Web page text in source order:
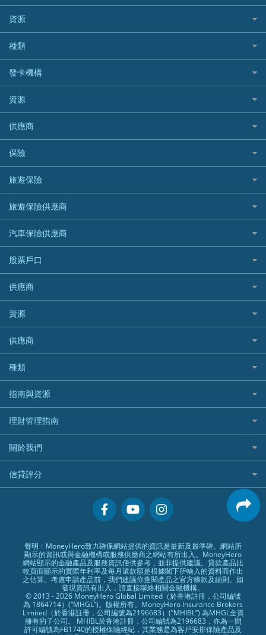
稅季/稅務貸款
網上貸款
結餘轉戶(清卡數貸款)
銀行貸款
財務公司貸款
免入息貸款
免TU貸款
急借錢
緊急貸款比較
最佳小額貸款比較
易批必批貸款
24小時貸款
最佳循環貸款
BEA 東亞銀行
BOC 中國銀行
Cashing Pro 優尚信貸
CCB(Asia) 中國建設銀行 (亞洲)
Citibank 花旗銀行
CNCBI 信銀國際
CreFIT 維信
DBS 星展銀行
DSB 大新銀行
HSBC 滙豐銀行貸款
K Cash 貸款
Mox 銀行
National Resources 中潤物業按揭
OCBC 華僑銀行
PrimeCredit 安信信貸
Promise 邦民日本財務
Rabbit Credit月兔信貸
Standard Chartered 渣打銀行
UA 亞洲聯合財務
WeLab Bank
WeLend 貸款
資源
如何申請個人貸款
如何管理個人貸款
個人貸款有用資訊
清卡數貸款教學
循環貸款教學
個人化貸款產品推介 🔥全新
供樓利息扣稅
最佳貸款app
種類
網購優惠
精選外幣網購信用卡
尊尚信用卡
公司信用卡
電子錢包信用卡
日本遊信用卡攻略
韓國遊信用卡攻略
台灣遊信用卡攻略
機場貴賓室信用卡
銀聯信用卡
高獎賞信用卡推薦
酒店信用卡
發卡機構
Citibank花旗銀行
AE美國運通
DBS星展銀行
HSBC滙豐銀行
Mox
信銀國際
大新銀行
恒生銀行
Standard Chartered渣打銀行
東亞銀行
SIM
Airwallex信用卡
資源
Black Friday優惠
淘寶付款方式
一田購物優惠日
SOGO感謝祭
HKTVmall優惠碼
交稅優惠
酒店優惠碼
機票優惠碼
供應商
八達通自動增值信用卡
保險
旅遊保險
汽車保險
家居保險
家傭保險
寵物保險
定期人壽保險
危疾保險
年金資訊
樓宇火險
旅遊保險
日本旅遊保險及資訊
泰國旅遊保險及資訊
台灣旅遊保險及資訊
韓國旅遊保險及資訊
歐洲旅遊保險及資訊
越南旅遊保險及資訊
澳洲旅遊保險及資訊
長者嘆世界
家庭親子遊
自駕遊比較
相機有得保
專為孕婦設計的最佳旅遊保險
最佳滑雪旅遊保險
最適合BB的旅遊保險
旅遊保險供應商
AXA 安盛
AIG 美亞
Allianz 安聯
Allied World 世聯
Avo
中國銀行
Bolttech 保特
Blue Cross 藍十字
中國平安
HSBC滙豐銀行
MSIG 三井住友
Prudential 保誠
QBE 昆士蘭
Starr
汽車保險供應商
大新汽車保險
中銀汽車保險
Allianz安聯汽車保險
bolttech保障汽車保險
Zurich蘇黎世汽車保險
QBE昆士蘭汽車保險
平安汽車保險
股票戶口
富途證券
IB盈透證券
老虎證券
uSMART 盈立證券
華盛証券
長橋證券
WeBull微牛證券
漲樂全球通｜華泰國際
OSL
供應商
富途牛牛好唔好？
Webull微牛證券好唔好？
Longbridge長橋證券好唔好？
老虎證券好唔好？
華盛証券好唔好？
漲樂全球通好唔好？
IB盈透證券好唔好？
盈立證券 uSMART 好唔好？
Stashaway好唔好？
資源
股票戶口開戶
證券行邊間好？
港股5隻高息ETF精選
什麼是ETF？
香港30大高息股排行
黃金ETF懶人包
最值得注意的比特幣ETF
選股策略：五步調查攻略
供應商
銀行戶口比較
尊尚銀行戶口
Citi Plus
中信銀行inMotion
Airwallex銀行
種類
定期存款
港元定存
人民幣定存
美元定存
英鎊定存
澳元定存
指南與資源
理財資訊
識慳識賺
債務管理
投資理財
置業安居
專欄文章
理財管理指南
常用相關詞彙
MoneyHero電子報
所有合作銀行或機構
關於我們
服務承諾
網上支援
常見問題
條款及細則
編輯守則
廣告合作
廣告政策
私隱政策
信貸評分
聲明﹕MoneyHero致力確保網站提供的資訊是最新及最準確。網站所
顯示的資訊或與金融機構或服務供應商之網站有所出入。MoneyHero
網站顯示的金融產品及服務資訊僅供參考，並非提供建議。貸款產品比
較頁面顯示的實際年利率及每月還款額是根據閣下所輸入的資料而作出
之估算。考慮申請產品前，我們建議你查閱產品之官方條款及細則。如
發現資訊有出入，請直接聯絡相關金融機構。
© 2013 - 2026 MoneyHero Global Limited（於香港註冊，公司編號
為 1864714）(“MHGL”)。版權所有。MoneyHero Insurance Brokers
Limited（於香港註冊，公司編號為2196683）(”MHIBL”) 為MHGL全資
擁有的子公司。 MHIBL於香港註冊，公司編號為2196683，亦為一間
許可編號為FB1740的授權保險經紀，其業務是為客戶安排保險產品及